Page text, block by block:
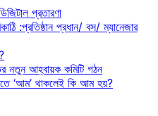
প্রতারণা
:প্রতিষ্ঠান প্রধান/ বস/ ম্যানেজার
নতুন আহ্বায়ক কমিটি গঠন
‘আম’ থাকলেই কি আম হয়?